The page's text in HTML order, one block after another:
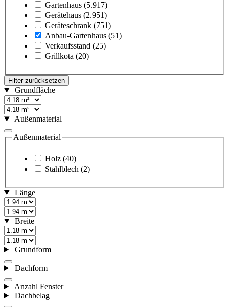
Gartenhaus (5.917)
Gerätehaus (2.951)
Geräteschrank (751)
Anbau-Gartenhaus (51)
Verkaufsstand (25)
Grillkota (20)
Filter zurücksetzen
Grundfläche
Außenmaterial
Außenmaterial
Holz (40)
Stahlblech (2)
Länge
Breite
Grundform
Dachform
Anzahl Fenster
Dachbelag